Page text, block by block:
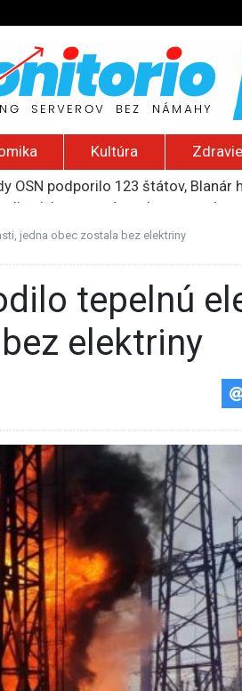
Kultúra Zdravie
islame a mýte o
ktorých postihla blokáda
jedna obec zostala bez elektriny
elektriny